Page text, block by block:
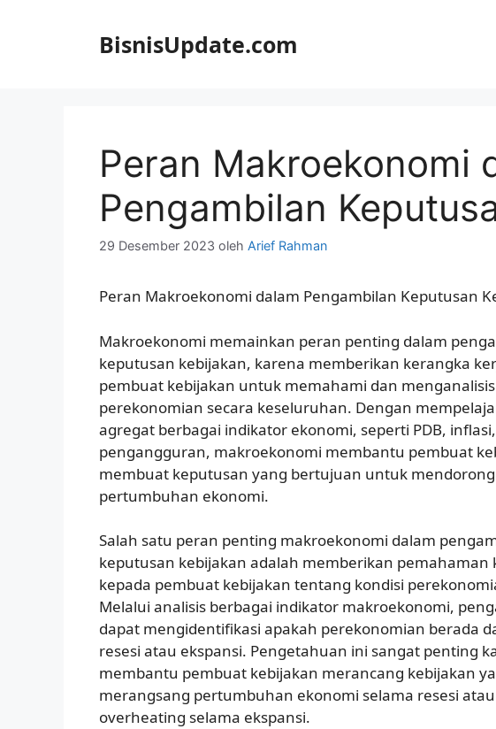
BisnisUpdate.com
Peran Makroekonomi
Pengambilan
29 Desember 2023 oleh Arief Rahman
Peran Makroekonomi dalam Pengambilan Keputusan
Makroekonomi memainkan peran penting dalam
keputusan kebijakan, karena memberikan kerangka
pembuat kebijakan untuk memahami dan
perekonomian secara keseluruhan. Dengan
agregat berbagai indikator ekonomi, seperti PDB,
pengangguran, makroekonomi membantu pembuat
membuat keputusan yang bertujuan untuk
pertumbuhan ekonomi.
Salah satu peran penting makroekonomi dalam
keputusan kebijakan adalah memberikan pemahaman
kepada pembuat kebijakan tentang kondisi
Melalui analisis berbagai indikator makroekonomi,
dapat mengidentifikasi apakah perekonomian berada
resesi atau ekspansi. Pengetahuan ini sangat penting
membantu pembuat kebijakan merancang kebijakan
merangsang pertumbuhan ekonomi selama resesi
overheating selama ekspansi.